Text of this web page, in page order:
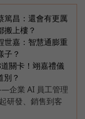
篤昌：還會有更厲
搬上樓？
世嘉：智慧通膨重
子？
關卡！翊嘉禮儀
別？
企業 AI 員工管理
研發、銷售到客